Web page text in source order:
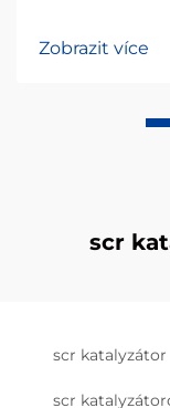
Zobrazit více
scr
scr katalyzátor
scr